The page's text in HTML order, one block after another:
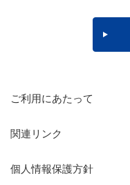
ご利用にあたって
関連リンク
個人情報保護方針